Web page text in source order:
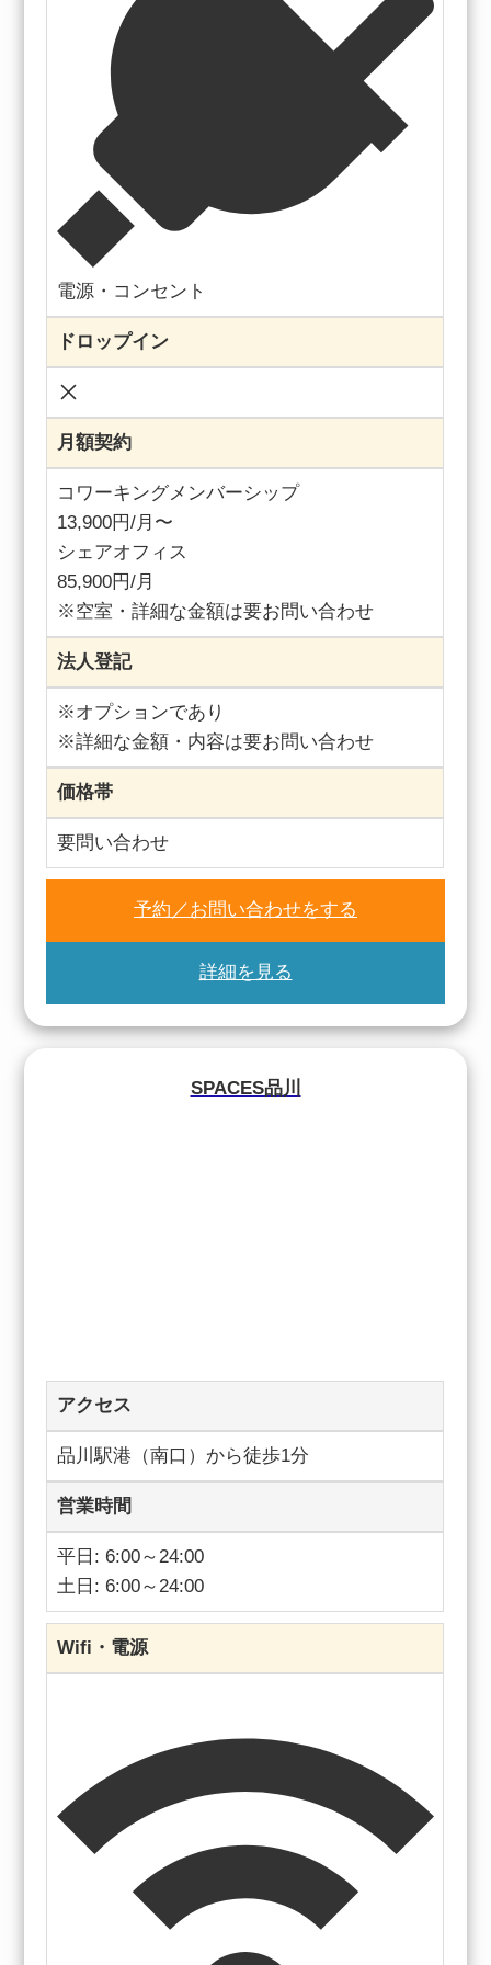
電源・コンセント
ドロップイン
月額契約
コワーキングメンバーシップ
13,900円/月〜
シェアオフィス
85,900円/月
※空室・詳細な金額は要お問い合わせ
法人登記
※オプションであり
※詳細な金額・内容は要お問い合わせ
価格帯
要問い合わせ
予約／お問い合わせをする
詳細を見る
SPACES品川
アクセス
品川駅港（南口）から徒歩1分
営業時間
平日: 6:00～24:00
土日: 6:00～24:00
Wifi・電源